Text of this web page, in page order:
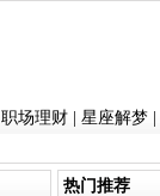
职场理财| 星座解梦|
热门推荐